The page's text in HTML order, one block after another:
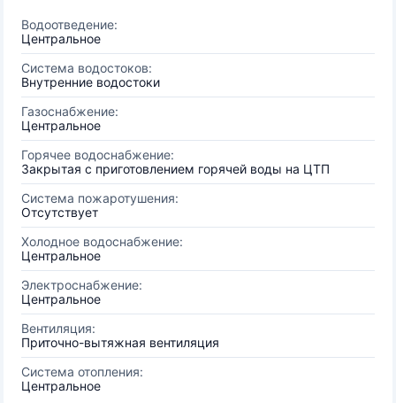
Водоотведение:
Центральное
Система водостоков:
Внутренние водостоки
Газоснабжение:
Центральное
Горячее водоснабжение:
Закрытая с приготовлением горячей воды на ЦТП
Система пожаротушения:
Отсутствует
Холодное водоснабжение:
Центральное
Электроснабжение:
Центральное
Вентиляция:
Приточно-вытяжная вентиляция
Система отопления:
Центральное